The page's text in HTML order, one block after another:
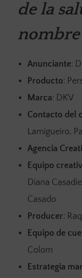
de la
nombre
Anunciante:
Producto:
Marca: DKV
Contacto del
Lamigueiro,
Agencia
Equipo
Diana
Casado
Producer:
Equipo de
Colom
Estrategia